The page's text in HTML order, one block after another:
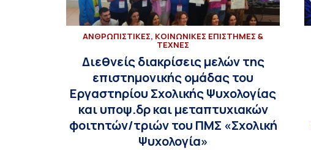
ΑΝΘΡΩΠΙΣΤΙΚΕΣ, ΚΟΙΝΩΝΙΚΕΣ ΕΠΙΣΤΗΜΕΣ &
ΤΕΧΝΕΣ
Διεθνείς διακρίσεις μελών της
επιστημονικής ομάδας του
Εργαστηρίου Σχολικής Ψυχολογίας
και υποψ.δρ και μεταπτυχιακών
φοιτητών/τριών του ΠΜΣ «Σχολική
Ψυχολογία»